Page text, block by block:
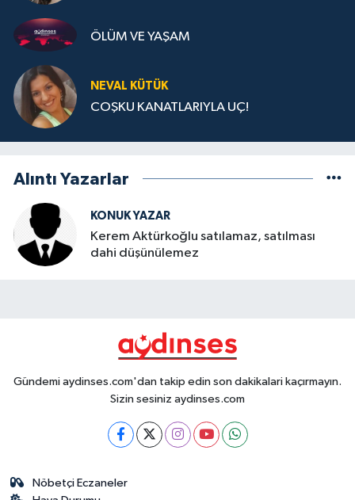
ÖLÜM VE YAŞAM
NEVAL KÜTÜK
COŞKU KANATLARIYLA UÇ!
Alıntı Yazarlar
KONUK YAZAR
Kerem Aktürkoğlu satılamaz, satılması
dahi düşünülemez
Gündemi aydinses.com'dan takip edin son dakikalari kaçırmayın.
Sizin sesiniz aydinses.com
Nöbetçi Eczaneler